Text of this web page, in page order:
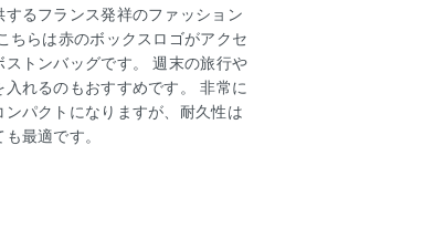
るフランス発祥のファッション
ちらは赤のボックスロゴがアクセ
トンバッグです。 週末の旅行や
れるのもおすすめです。 非常に
パクトになりますが、耐久性は
最適です。